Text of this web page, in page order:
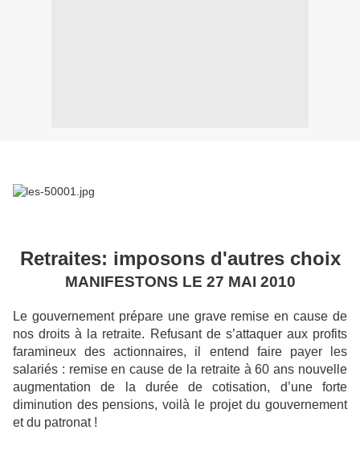
Retraites: imposons d'autres choix
MANIFESTONS LE 27 MAI 2010
Le gouvernement prépare une grave remise en cause de
nos droits à la retraite. Refusant de s’attaquer aux profits
faramineux des actionnaires, il entend faire payer les
salariés : remise en cause de la retraite à 60 ans nouvelle
augmentation de la durée de cotisation, d’une forte
diminution des pensions, voilà le projet du gouvernement
et du patronat !